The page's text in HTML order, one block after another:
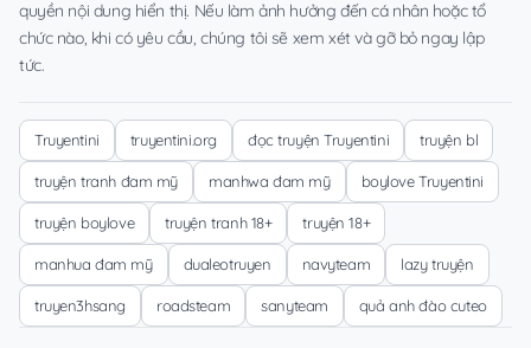
quyền nội dung hiển thị. Nếu làm ảnh hưởng đến cá nhân hoặc tổ
chức nào, khi có yêu cầu, chúng tôi sẽ xem xét và gỡ bỏ ngay lập
tức.
Truyentini truyentini.org đọc truyện Truyentini truyện bl
truyện tranh đam mỹ manhwa đam mỹ boylove Truyentini
truyện boylove truyện tranh 18+ truyện 18+
manhua đam mỹ dualeotruyen navyteam lazy truyện
truyen3hsang roadsteam sanyteam quả anh đào cuteo